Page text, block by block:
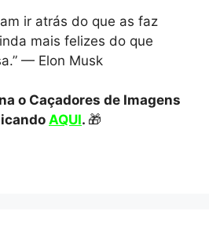
ir atrás do que as faz
mais felizes do que
— Elon Musk
o Caçadores de Imagens
AQUI. 🎁